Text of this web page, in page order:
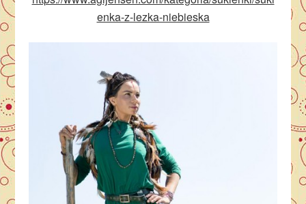
enka-z-lezka-niebieska